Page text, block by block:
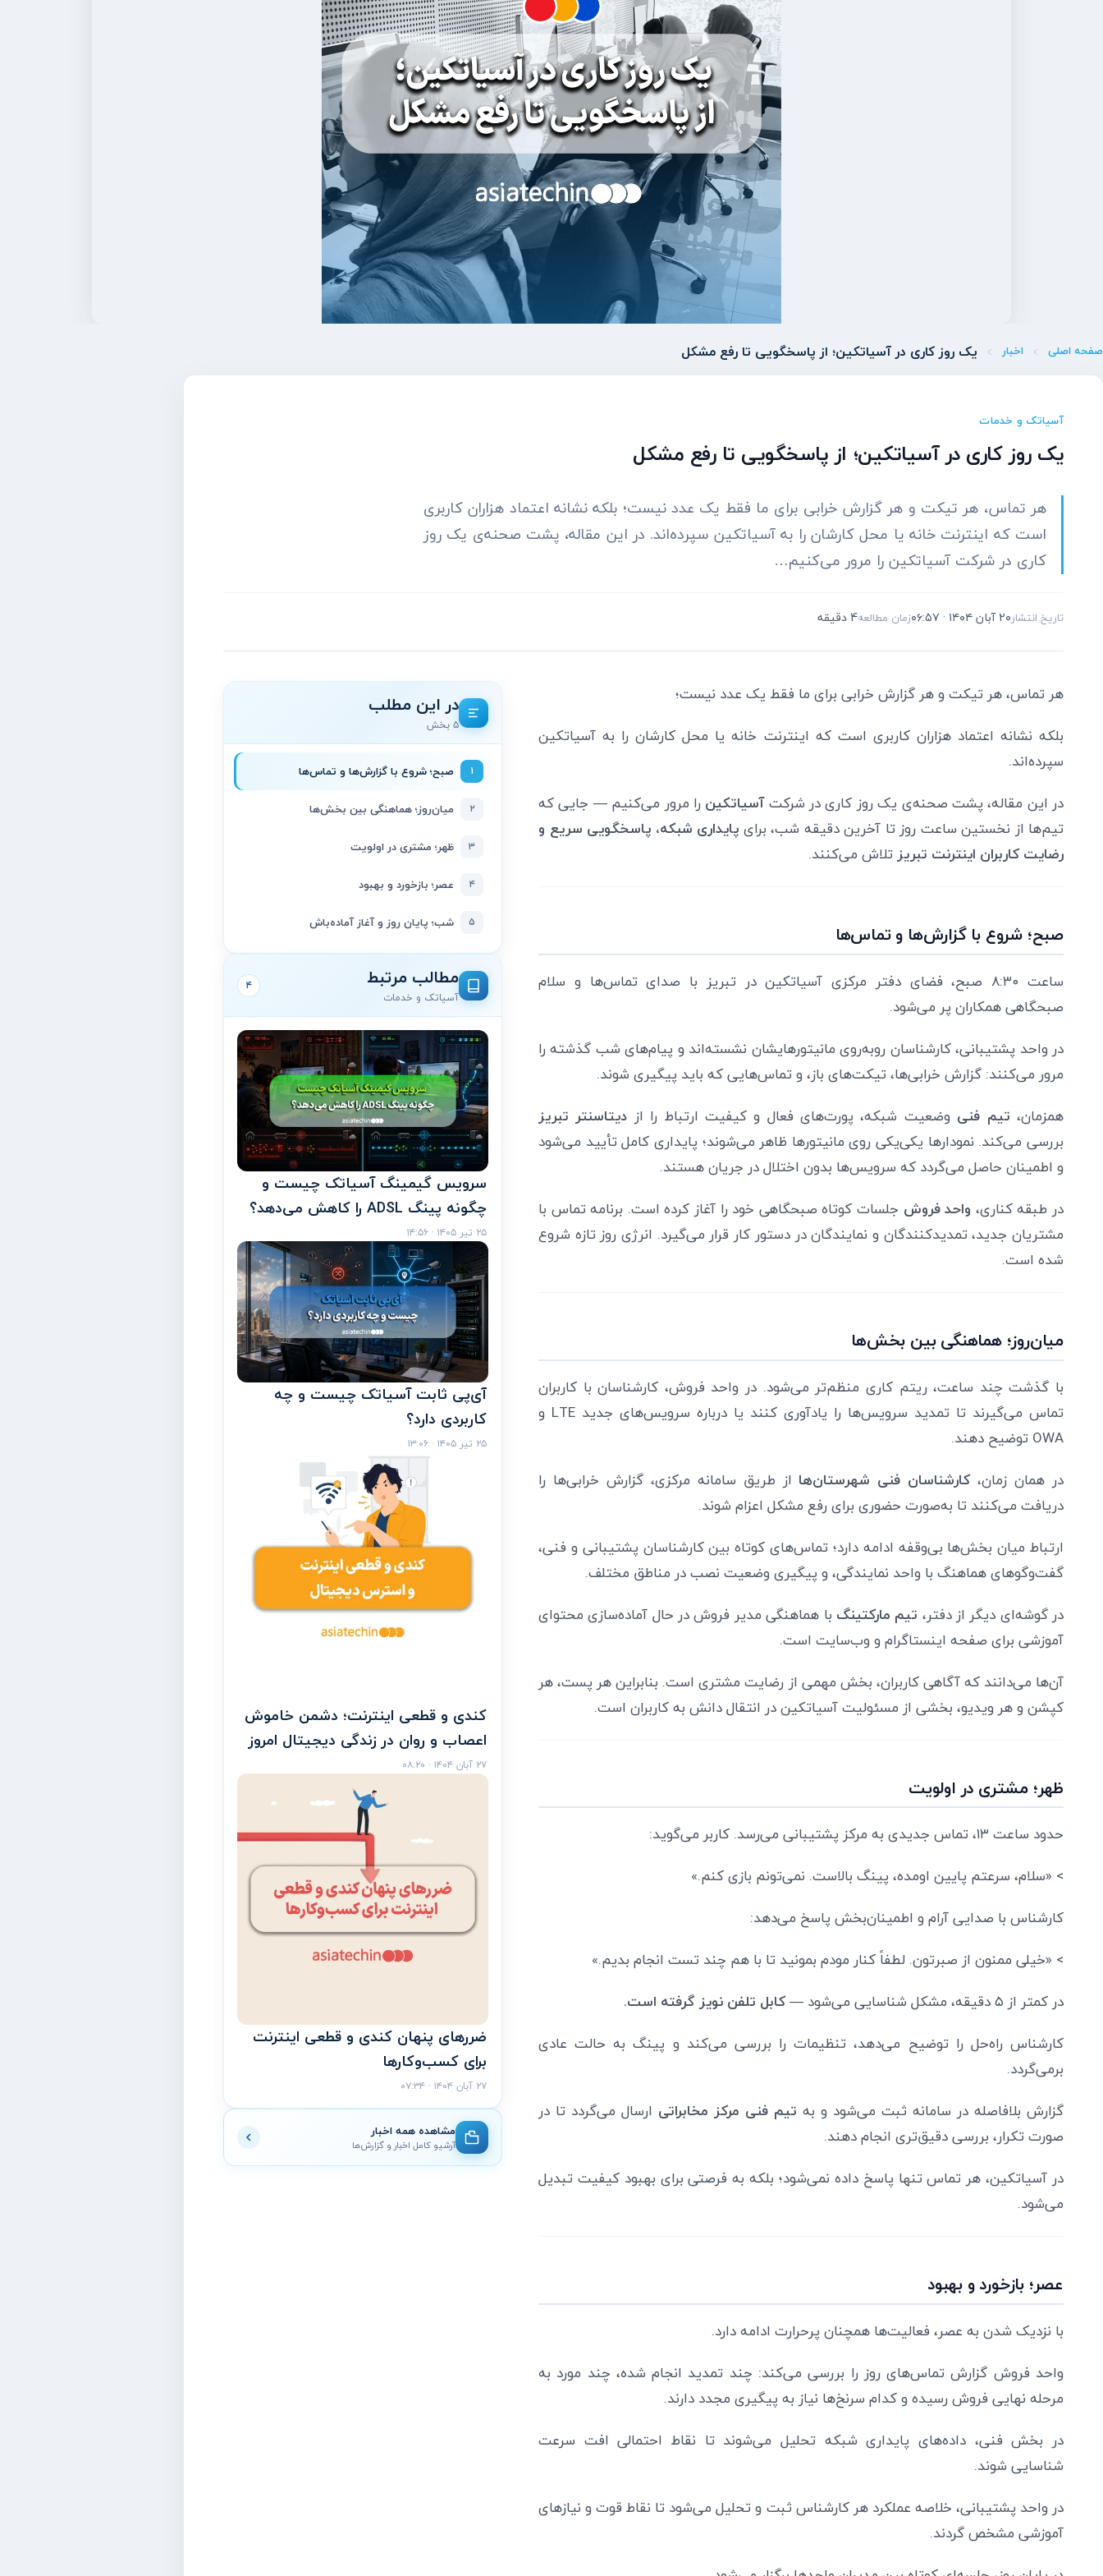
صفحه اصلی اخبار یک روز کاری در آسیاتکین؛ از پاسخگویی تا رفع مشکل
آسیاتک و خدمات
یک روز کاری در آسیاتکین؛ از پاسخگویی تا رفع مشکل
هر تماس، هر تیکت و هر گزارش خرابی برای ما فقط یک عدد نیست؛ بلکه نشانه اعتماد هزاران کاربری
است که اینترنت خانه یا محل کارشان را به آسیاتکین سپرده‌اند. در این مقاله، پشت صحنه‌ی یک روز
کاری در شرکت آسیاتکین را مرور می‌کنیم…
تاریخ انتشار۲۰ آبان ۱۴۰۴ · ۰۶:۵۷ زمان مطالعه4 دقیقه
هر تماس، هر تیکت و هر گزارش خرابی برای ما فقط یک عدد نیست؛
بلکه نشانه اعتماد هزاران کاربری است که اینترنت خانه یا محل کارشان را به آسیاتکین
سپرده‌اند.
در این مقاله، پشت صحنه‌ی یک روز کاری در شرکتآسیاتکین را مرور می‌کنیم — جایی که
تیم‌ها از نخستین ساعت روز تا آخرین دقیقه شب، برای پایداری شبکه، پاسخگویی سریع و
رضایت کاربران اینترنت تبریزتلاش می‌کنند.
صبح؛ شروع با گزارش‌ها و تماس‌ها
ساعت ۸:۳۰ صبح، فضای دفتر مرکزی آسیاتکین در تبریز با صدای تماس‌ها و سلام
صبحگاهی همکاران پر می‌شود.
در واحد پشتیبانی، کارشناسان روبه‌روی مانیتورهایشان نشسته‌اند و پیام‌های شب گذشته را
مرور می‌کنند: گزارش خرابی‌ها، تیکت‌های باز، و تماس‌هایی که باید پیگیری شوند.
همزمان، تیم فنی وضعیت شبکه، پورت‌های فعال و کیفیت ارتباط را از دیتاسنتر تبریز
بررسی می‌کند. نمودارها یکی‌یکی روی مانیتورها ظاهر می‌شوند؛ پایداری کامل تأیید می‌شود
و اطمینان حاصل می‌گردد که سرویس‌ها بدون اختلال در جریان هستند.
در طبقه کناری، واحد فروش جلسات کوتاه صبحگاهی خود را آغاز کرده است. برنامه تماس با
مشتریان جدید، تمدیدکنندگان و نمایندگان در دستور کار قرار می‌گیرد. انرژی روز تازه شروع
شده است.
میان‌روز؛ هماهنگی بین بخش‌ها
با گذشت چند ساعت، ریتم کاری منظم‌تر می‌شود. در واحد فروش، کارشناسان با کاربران
تماس می‌گیرند تا تمدید سرویس‌ها را یادآوری کنند یا درباره سرویس‌های جدید LTE و
OWA توضیح دهند.
در همان زمان،کارشناسان فنی شهرستان‌ها از طریق سامانه مرکزی، گزارش خرابی‌ها را
دریافت می‌کنند تا به‌صورت حضوری برای رفع مشکل اعزام شوند.
ارتباط میان بخش‌ها بی‌وقفه ادامه دارد؛ تماس‌های کوتاه بین کارشناسان پشتیبانی و فنی،
گفت‌وگوهای هماهنگ با واحد نمایندگی، و پیگیری وضعیت نصب در مناطق مختلف.
در گوشه‌ای دیگر از دفتر، تیم مارکتینگ با هماهنگی مدیر فروش در حال آماده‌سازی محتوای
آموزشی برای صفحه اینستاگرام و وب‌سایت است.
آن‌ها می‌دانند که آگاهی کاربران، بخش مهمی از رضایت مشتری است. بنابراین هر پست، هر
کپشن و هر ویدیو، بخشی از مسئولیت آسیاتکین در انتقال دانش به کاربران است.
ظهر؛ مشتری در اولویت
حدود ساعت ۱۳، تماس جدیدی به مرکز پشتیبانی می‌رسد. کاربر می‌گوید:
> «سلام، سرعتم پایین اومده، پینگ بالاست. نمی‌تونم بازی کنم.»
کارشناس با صدایی آرام و اطمینان‌بخش پاسخ می‌دهد:
> «خیلی ممنون از صبرتون. لطفاً کنار مودم بمونید تا با هم چند تست انجام بدیم.»
در کمتر از ۵ دقیقه، مشکل شناسایی می‌شود —
کابل تلفن نویز گرفته است.
کارشناس راه‌حل را توضیح می‌دهد، تنظیمات را بررسی می‌کند و پینگ به حالت عادی
برمی‌گردد.
گزارش بلافاصله در سامانه ثبت می‌شود و به تیم فنی مرکز مخابراتی ارسال می‌گردد تا در
صورت تکرار، بررسی دقیق‌تری انجام دهند.
در آسیاتکین، هر تماس تنها پاسخ داده نمی‌شود؛ بلکه به فرصتی برای بهبود کیفیت تبدیل
می‌شود.
عصر؛ بازخورد و بهبود
با نزدیک شدن به عصر، فعالیت‌ها همچنان پرحرارت ادامه دارد.
واحد فروش گزارش تماس‌های روز را بررسی می‌کند: چند تمدید انجام شده، چند مورد به
مرحله نهایی فروش رسیده و کدام سرنخ‌ها نیاز به پیگیری مجدد دارند.
در بخش فنی، داده‌های پایداری شبکه تحلیل می‌شوند تا نقاط احتمالی افت سرعت
شناسایی شوند.
در واحد پشتیبانی، خلاصه عملکرد هر کارشناس ثبت و تحلیل می‌شود تا نقاط قوت و نیازهای
آموزشی مشخص گردند.
در این مطلب
۵ بخش
۱ صبح؛ شروع با گزارش‌ها و تماس‌ها
۲ میان‌روز؛ هماهنگی بین بخش‌ها
۳ ظهر؛ مشتری در اولویت
۴ عصر؛ بازخورد و بهبود
۵ شب؛ پایان روز و آغاز آماده‌باش
مطالب مرتبط
آسیاتک و خدمات
۴
سرویس گیمینگ آسیاتک چیست و
چگونه پینگ ADSL را کاهش می‌دهد؟
۲۵ تیر ۱۴۰۵ · ۱۴:۵۶
آی‌پی ثابت آسیاتک چیست و چه
کاربردی دارد؟
۲۵ تیر ۱۴۰۵ · ۱۳:۰۶
کندی و قطعی اینترنت؛ دشمن خاموش
اعصاب و روان در زندگی دیجیتال امروز
۲۷ آبان ۱۴۰۴ · ۰۸:۲۰
ضررهای پنهان کندی و قطعی اینترنت
برای کسب‌وکارها
۲۷ آبان ۱۴۰۴ · ۰۷:۳۴
مشاهده همه اخبار
آرشیو کامل اخبار و گزارش‌ها